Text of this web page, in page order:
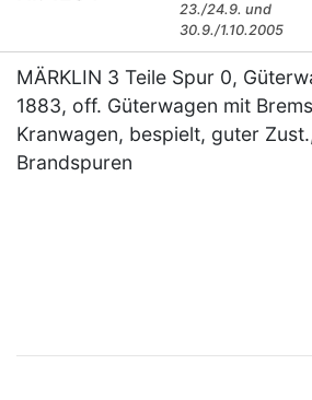
23./24.9. und
30.9./1.10.2005
MÄRKLIN 3 Teile Spur 0,
1883, off. Güterwagen mit
Kranwagen, bespielt, guter
Brandspuren